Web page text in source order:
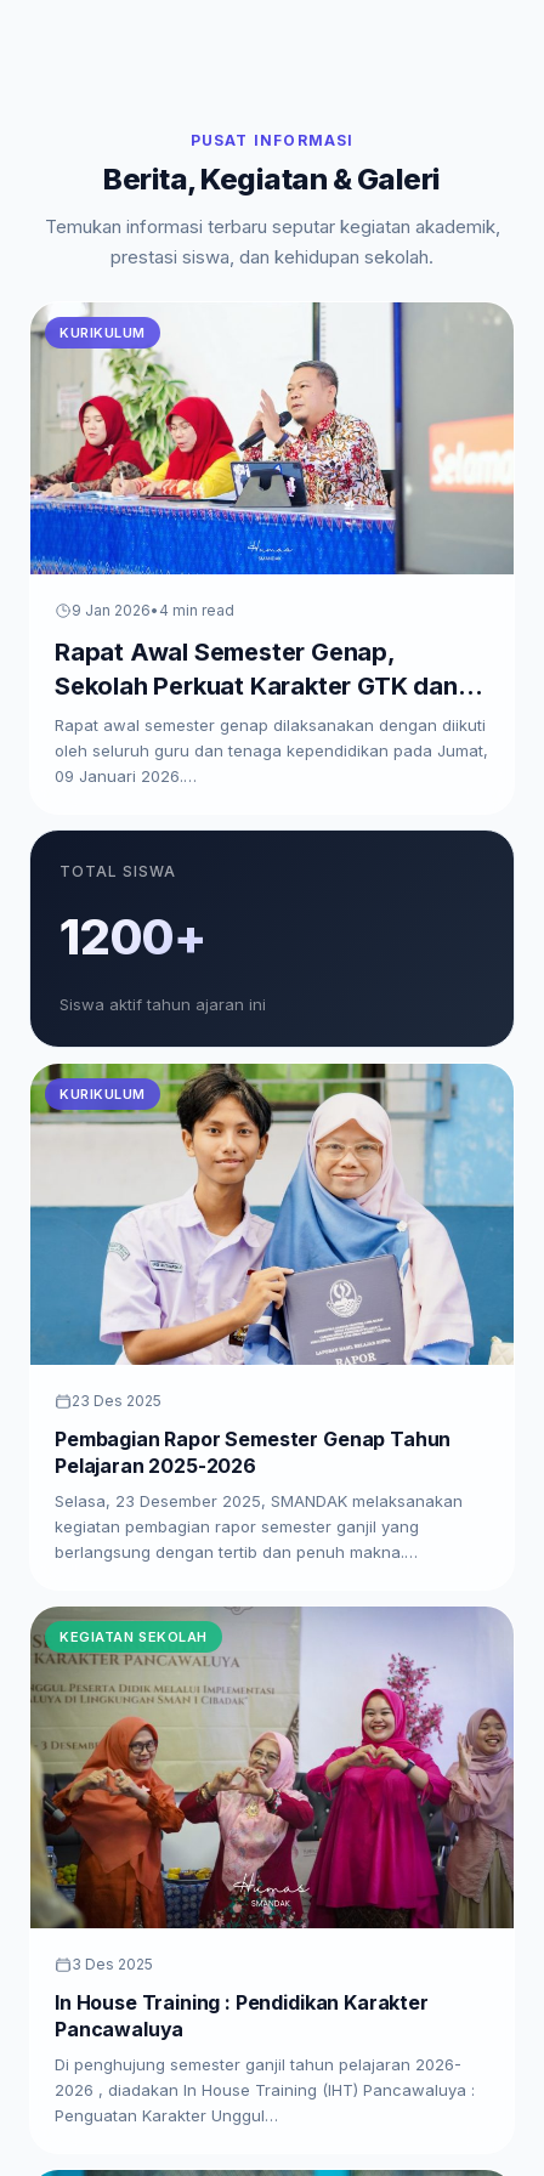
PUSAT INFORMASI
Berita, Kegiatan & Galeri
Temukan informasi terbaru seputar kegiatan akademik,
prestasi siswa, dan kehidupan sekolah.
KURIKULUM
9 Jan 2026• 4 min read
Rapat Awal Semester Genap,
Sekolah Perkuat Karakter GTK dan
Paparkan Program Kerja
Rapat awal semester genap dilaksanakan dengan diikuti
oleh seluruh guru dan tenaga kependidikan pada Jumat,
09 Januari 2026.…
TOTAL SISWA
1200+
Siswa aktif tahun ajaran ini
KURIKULUM
23 Des 2025
Pembagian Rapor Semester Genap Tahun
Pelajaran 2025-2026
Selasa, 23 Desember 2025, SMANDAK melaksanakan
kegiatan pembagian rapor semester ganjil yang
berlangsung dengan tertib dan penuh makna.…
KEGIATAN SEKOLAH
3 Des 2025
In House Training : Pendidikan Karakter
Pancawaluya
Di penghujung semester ganjil tahun pelajaran 2026-
2026 , diadakan In House Training (IHT) Pancawaluya :
Penguatan Karakter Unggul…